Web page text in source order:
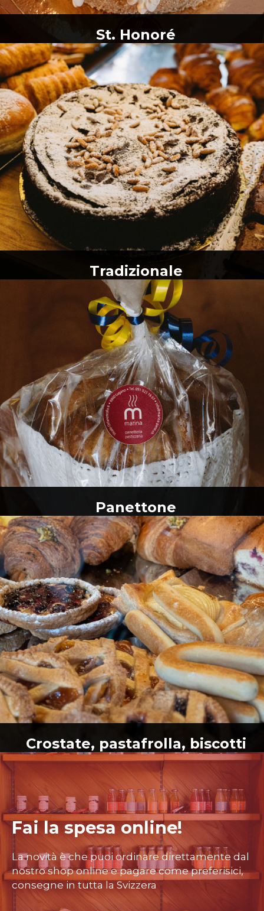
St. Honoré
Tradizionale
Panettone
Crostate, pastafrolla, biscotti
Fai la spesa online!
La novità è che puoi ordinare direttamente dal
nostro shop online e pagare come preferisici,
consegne in tutta la Svizzera